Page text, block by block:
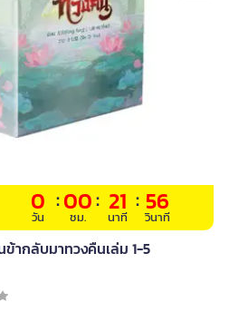
0
วัน
:00
ชม.
: 21
นาที
: 56
วินาที
ากลับมาทวงคืนเล่ม 1-5